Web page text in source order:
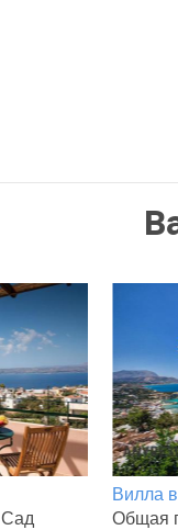
Сад
Вилла
Общая